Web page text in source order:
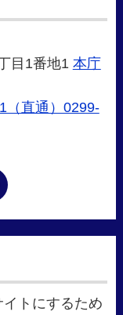
目1番地1 本庁
（直通）0299-
トにするため